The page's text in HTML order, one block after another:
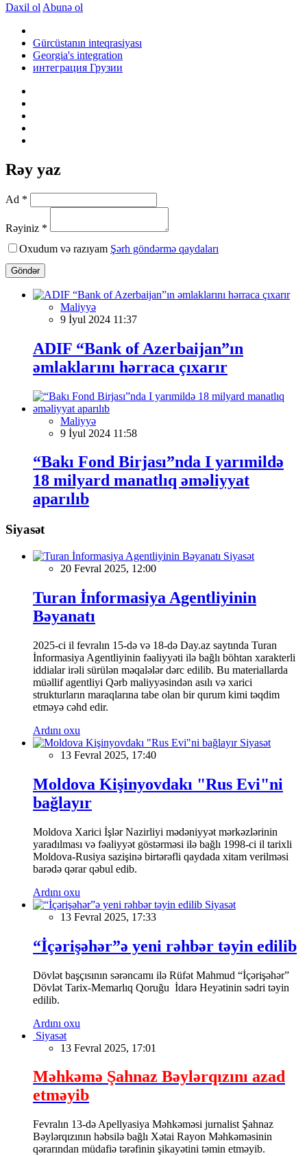
Daxil ol Abunə ol
Gürcüstanın inteqrasiyası
Georgia's integration
интеграция Грузии
Rəy yaz
Ad *
Rəyiniz *
Oxudum və razıyam Şərh göndərmə qaydaları
Göndər
Maliyyə
9 İyul 2024 11:37
ADIF “Bank of Azerbaijan”ın
əmlaklarını hərraca çıxarır
Maliyyə
9 İyul 2024 11:58
“Bakı Fond Birjası”nda I yarımildə
18 milyard manatlıq əməliyyat
aparılıb
Siyasət
Siyasət
20 Fevral 2025, 12:00
Turan İnformasiya Agentliyinin
Bəyanatı
2025-ci il fevralın 15-də və 18-də Day.az saytında Turan
İnformasiya Agentliyinin fəaliyyəti ilə bağlı böhtan xarakterli
iddialar irəli sürülən məqalələr dərc edilib. Bu materiallarda
müəllif agentliyi Qərb maliyyəsindən asılı və xarici
strukturların maraqlarına tabe olan bir qurum kimi təqdim
etməyə cəhd edir.
Ardını oxu
Siyasət
13 Fevral 2025, 17:40
Moldova Kişinyovdakı "Rus Evi"ni
bağlayır
Moldova Xarici İşlər Nazirliyi mədəniyyət mərkəzlərinin
yaradılması və fəaliyyət göstərməsi ilə bağlı 1998-ci il tarixli
Moldova-Rusiya sazişinə birtərəfli qaydada xitam verilməsi
barədə qərar qəbul edib.
Ardını oxu
Siyasət
13 Fevral 2025, 17:33
“İçərişəhər”ə yeni rəhbər təyin edilib
Dövlət başçısının sərəncamı ilə Rüfət Mahmud “İçərişəhər”
Dövlət Tarix-Memarlıq Qoruğu İdarə Heyətinin sədri təyin
edilib.
Ardını oxu
Siyasət
13 Fevral 2025, 17:01
Məhkəmə Şahnaz Bəylərqızını azad
etməyib
Fevralın 13-də Apellyasiya Məhkəməsi jurnalist Şahnaz
Bəylərqızının həbsilə bağlı Xətai Rayon Məhkəməsinin
qərarından müdafiə tərəfinin şikayətini təmin etməyib.